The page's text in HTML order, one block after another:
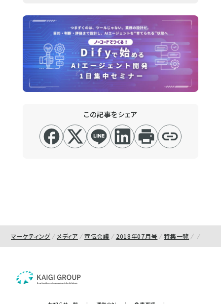
この記事をシェア
マーケティング メディア 宣伝会議 2018年07月号 特集一覧